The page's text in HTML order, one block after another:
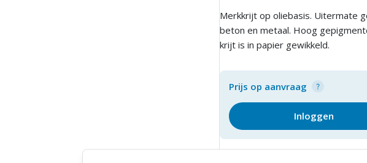
Merkkrijt op oliebasis. Uitermate
beton en metaal. Hoog
krijt is in papier gewikkeld.
Prijs op aanvraag
Inloggen